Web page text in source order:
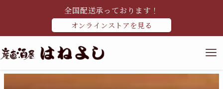
全国配送承っております！
オンラインストアを見る